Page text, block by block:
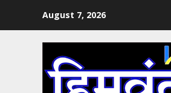
August 7, 2026